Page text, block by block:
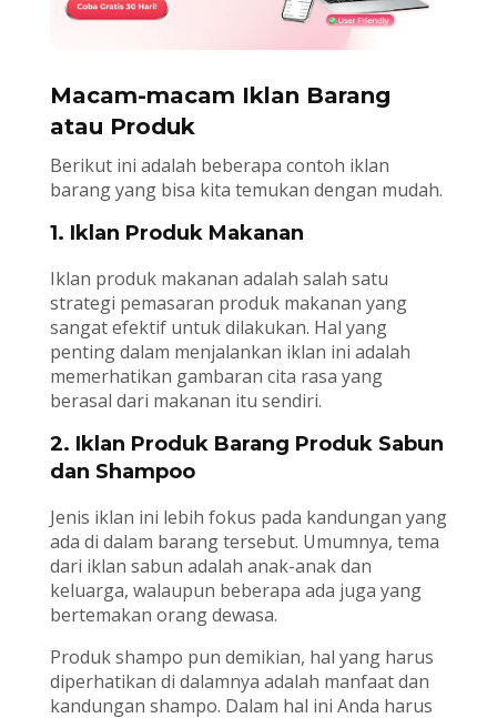
Macam-macam Iklan Barang
atau Produk
Berikut ini adalah beberapa contoh iklan
barang yang bisa kita temukan dengan mudah.
1. Iklan Produk Makanan
Iklan produk makanan adalah salah satu
strategi pemasaran produk makanan yang
sangat efektif untuk dilakukan. Hal yang
penting dalam menjalankan iklan ini adalah
memerhatikan gambaran cita rasa yang
berasal dari makanan itu sendiri.
2. Iklan Produk Barang Produk Sabun
dan Shampoo
Jenis iklan ini lebih fokus pada kandungan yang
ada di dalam barang tersebut. Umumnya, tema
dari iklan sabun adalah anak-anak dan
keluarga, walaupun beberapa ada juga yang
bertemakan orang dewasa.
Produk shampo pun demikian, hal yang harus
diperhatikan di dalamnya adalah manfaat dan
kandungan shampo. Dalam hal ini Anda harus